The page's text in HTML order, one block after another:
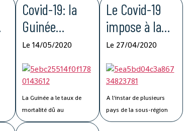
Covid-19: la
Guinée
enregistre le
taux de
mortalité le
plus bas de la
MRU
Le 14/05/2020
La Guinée a le taux de
mortalité dû au
coronavirus le plus faible
Le Covid-19
impose à la
Guinée de
nouvelles
méthodologie
s de travail
Le 27/04/2020
A l'instar de plusieurs
pays de la sous-région
ouest-africaine, la